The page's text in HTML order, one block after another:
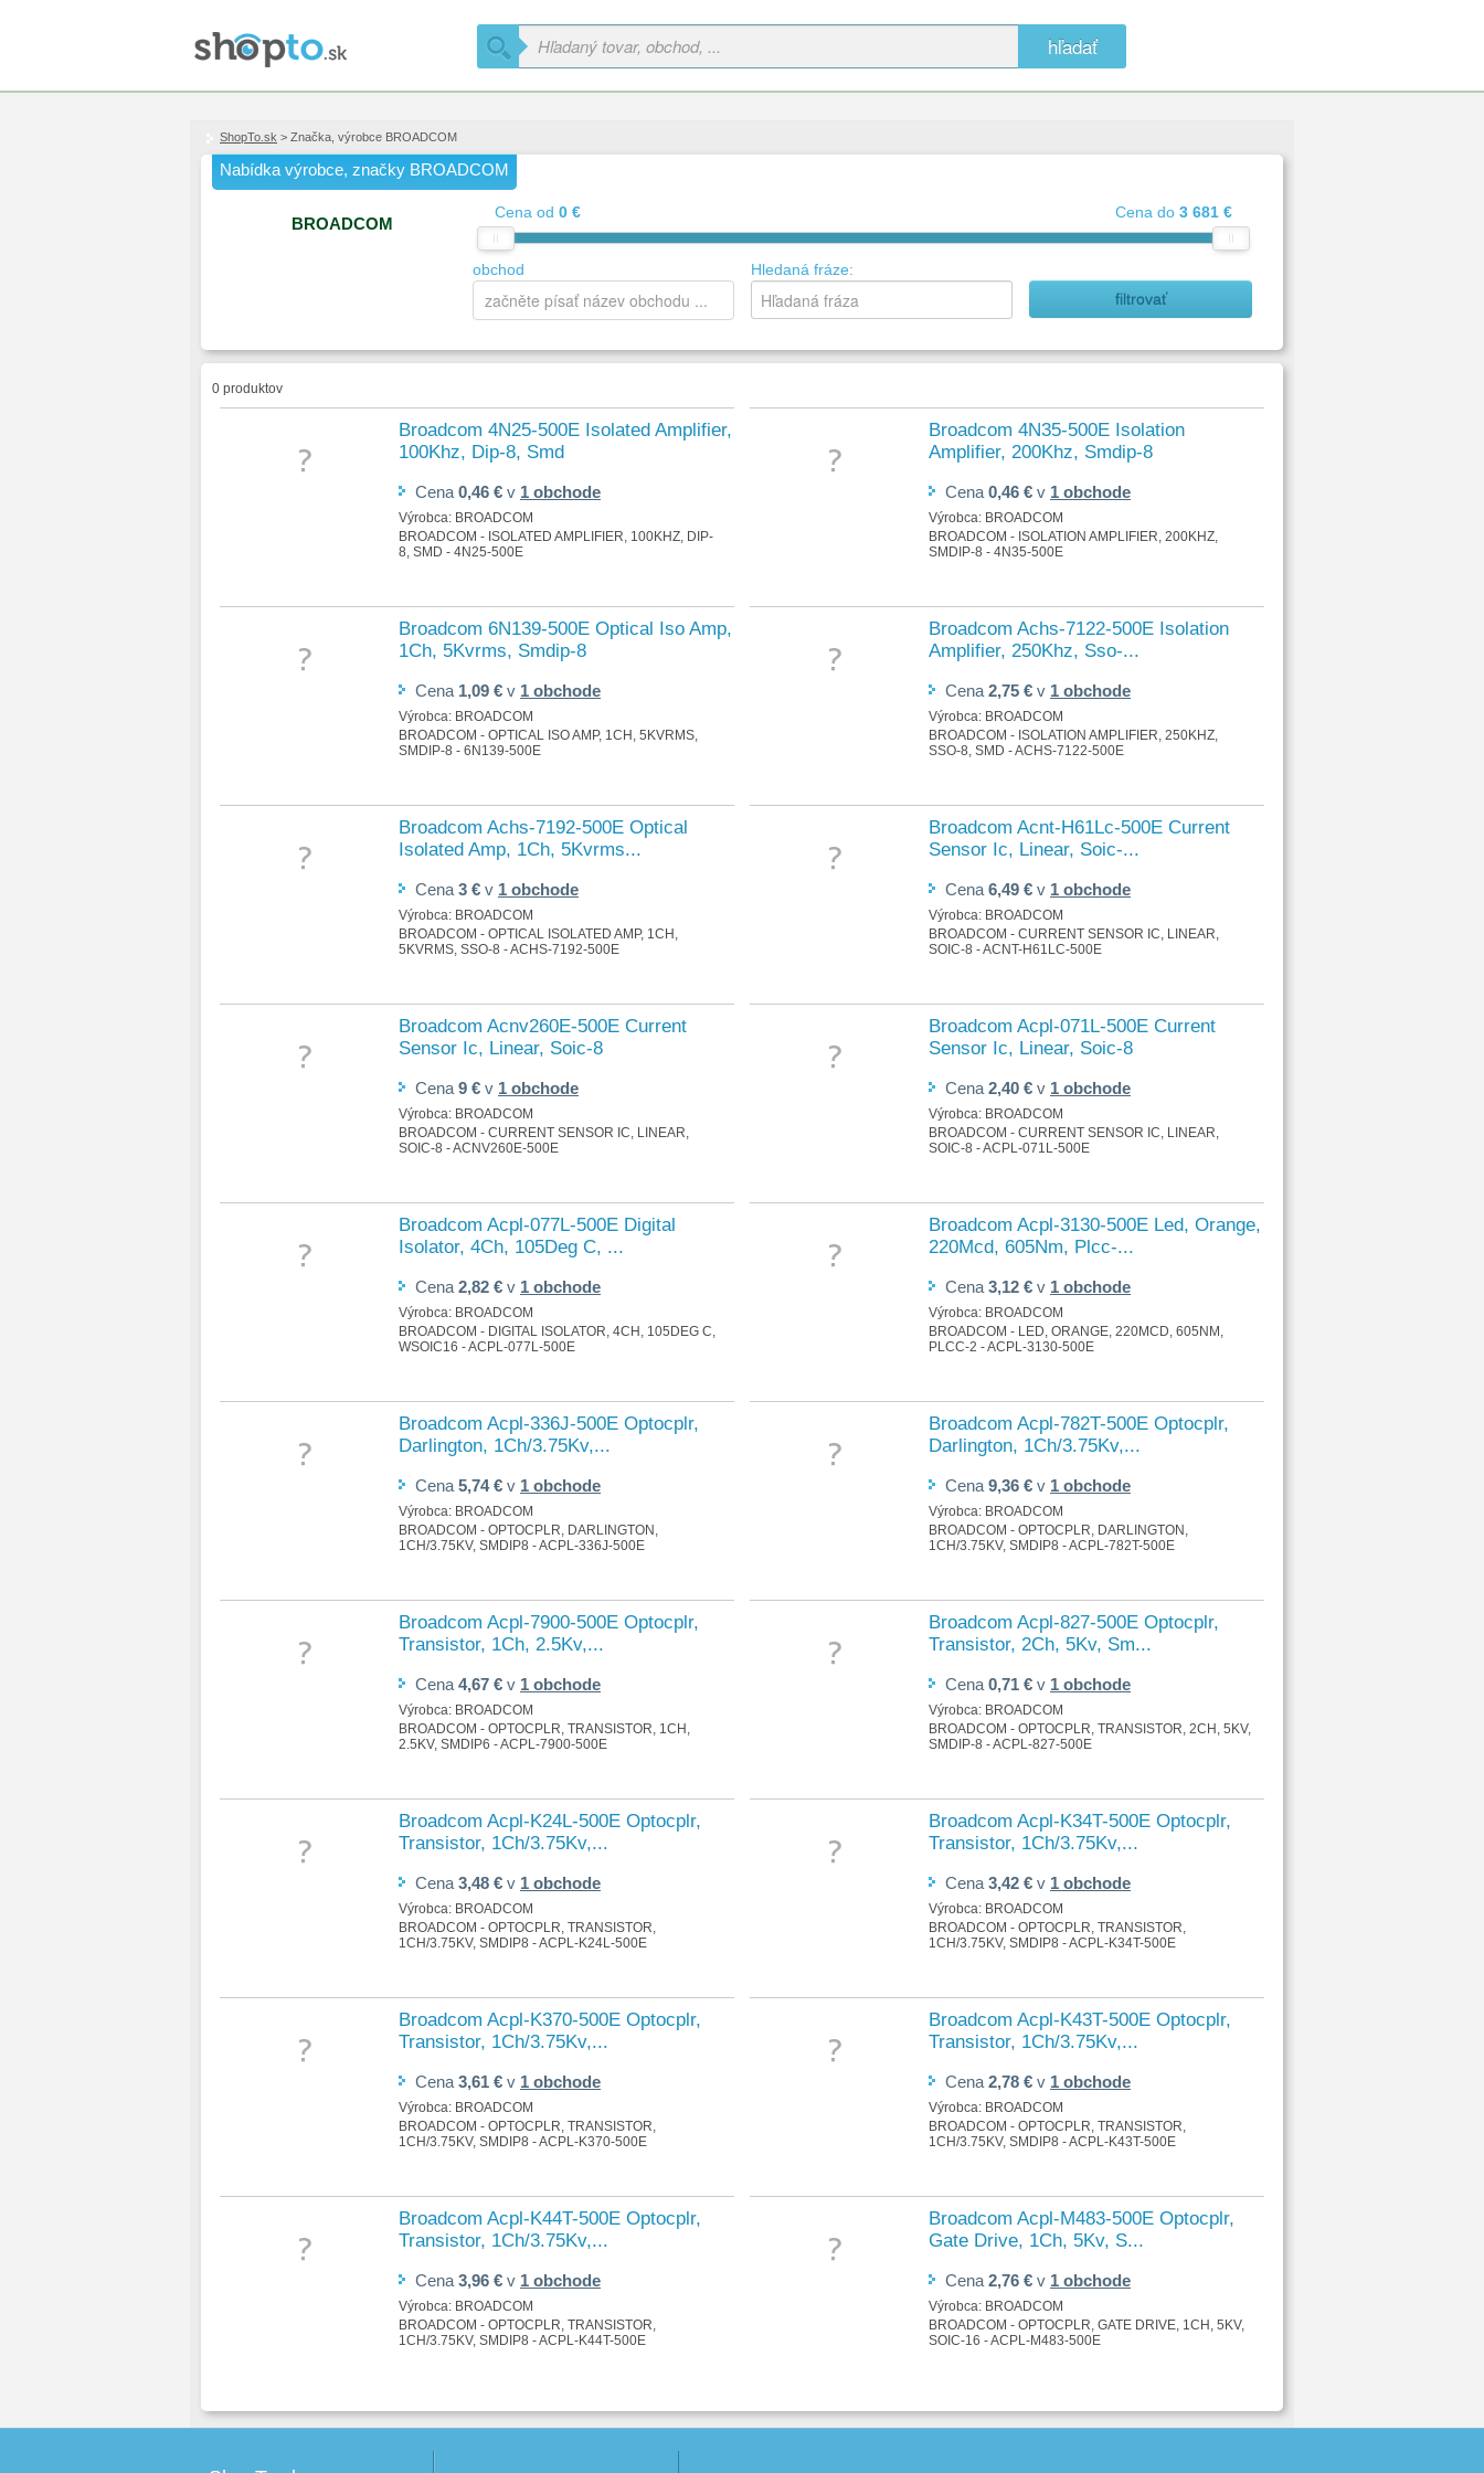
hľadať
ShopTo.sk > Značka, výrobce BROADCOM
Nabídka výrobce, značky BROADCOM
BROADCOM
Cena od 0 € Cena do 3 681 €
obchod Hledaná fráze:
0 produktov
Broadcom 4N25-500E Isolated Amplifier,
100Khz, Dip-8, Smd
Cena 0,46 € v 1 obchode
Výrobca: BROADCOM
BROADCOM - ISOLATED AMPLIFIER, 100KHZ, DIP-
8, SMD - 4N25-500E
Broadcom 4N35-500E Isolation
Amplifier, 200Khz, Smdip-8
Cena 0,46 € v 1 obchode
Výrobca: BROADCOM
BROADCOM - ISOLATION AMPLIFIER, 200KHZ,
SMDIP-8 - 4N35-500E
Broadcom 6N139-500E Optical Iso Amp,
1Ch, 5Kvrms, Smdip-8
Cena 1,09 € v 1 obchode
Výrobca: BROADCOM
BROADCOM - OPTICAL ISO AMP, 1CH, 5KVRMS,
SMDIP-8 - 6N139-500E
Broadcom Achs-7122-500E Isolation
Amplifier, 250Khz, Sso-...
Cena 2,75 € v 1 obchode
Výrobca: BROADCOM
BROADCOM - ISOLATION AMPLIFIER, 250KHZ,
SSO-8, SMD - ACHS-7122-500E
Broadcom Achs-7192-500E Optical
Isolated Amp, 1Ch, 5Kvrms...
Cena 3 € v 1 obchode
Výrobca: BROADCOM
BROADCOM - OPTICAL ISOLATED AMP, 1CH,
5KVRMS, SSO-8 - ACHS-7192-500E
Broadcom Acnt-H61Lc-500E Current
Sensor Ic, Linear, Soic-...
Cena 6,49 € v 1 obchode
Výrobca: BROADCOM
BROADCOM - CURRENT SENSOR IC, LINEAR,
SOIC-8 - ACNT-H61LC-500E
Broadcom Acnv260E-500E Current
Sensor Ic, Linear, Soic-8
Cena 9 € v 1 obchode
Výrobca: BROADCOM
BROADCOM - CURRENT SENSOR IC, LINEAR,
SOIC-8 - ACNV260E-500E
Broadcom Acpl-071L-500E Current
Sensor Ic, Linear, Soic-8
Cena 2,40 € v 1 obchode
Výrobca: BROADCOM
BROADCOM - CURRENT SENSOR IC, LINEAR,
SOIC-8 - ACPL-071L-500E
Broadcom Acpl-077L-500E Digital
Isolator, 4Ch, 105Deg C, ...
Cena 2,82 € v 1 obchode
Výrobca: BROADCOM
BROADCOM - DIGITAL ISOLATOR, 4CH, 105DEG C,
WSOIC16 - ACPL-077L-500E
Broadcom Acpl-3130-500E Led, Orange,
220Mcd, 605Nm, Plcc-...
Cena 3,12 € v 1 obchode
Výrobca: BROADCOM
BROADCOM - LED, ORANGE, 220MCD, 605NM,
PLCC-2 - ACPL-3130-500E
Broadcom Acpl-336J-500E Optocplr,
Darlington, 1Ch/3.75Kv,...
Cena 5,74 € v 1 obchode
Výrobca: BROADCOM
BROADCOM - OPTOCPLR, DARLINGTON,
1CH/3.75KV, SMDIP8 - ACPL-336J-500E
Broadcom Acpl-782T-500E Optocplr,
Darlington, 1Ch/3.75Kv,...
Cena 9,36 € v 1 obchode
Výrobca: BROADCOM
BROADCOM - OPTOCPLR, DARLINGTON,
1CH/3.75KV, SMDIP8 - ACPL-782T-500E
Broadcom Acpl-7900-500E Optocplr,
Transistor, 1Ch, 2.5Kv,...
Cena 4,67 € v 1 obchode
Výrobca: BROADCOM
BROADCOM - OPTOCPLR, TRANSISTOR, 1CH,
2.5KV, SMDIP6 - ACPL-7900-500E
Broadcom Acpl-827-500E Optocplr,
Transistor, 2Ch, 5Kv, Sm...
Cena 0,71 € v 1 obchode
Výrobca: BROADCOM
BROADCOM - OPTOCPLR, TRANSISTOR, 2CH, 5KV,
SMDIP-8 - ACPL-827-500E
Broadcom Acpl-K24L-500E Optocplr,
Transistor, 1Ch/3.75Kv,...
Cena 3,48 € v 1 obchode
Výrobca: BROADCOM
BROADCOM - OPTOCPLR, TRANSISTOR,
1CH/3.75KV, SMDIP8 - ACPL-K24L-500E
Broadcom Acpl-K34T-500E Optocplr,
Transistor, 1Ch/3.75Kv,...
Cena 3,42 € v 1 obchode
Výrobca: BROADCOM
BROADCOM - OPTOCPLR, TRANSISTOR,
1CH/3.75KV, SMDIP8 - ACPL-K34T-500E
Broadcom Acpl-K370-500E Optocplr,
Transistor, 1Ch/3.75Kv,...
Cena 3,61 € v 1 obchode
Výrobca: BROADCOM
BROADCOM - OPTOCPLR, TRANSISTOR,
1CH/3.75KV, SMDIP8 - ACPL-K370-500E
Broadcom Acpl-K43T-500E Optocplr,
Transistor, 1Ch/3.75Kv,...
Cena 2,78 € v 1 obchode
Výrobca: BROADCOM
BROADCOM - OPTOCPLR, TRANSISTOR,
1CH/3.75KV, SMDIP8 - ACPL-K43T-500E
Broadcom Acpl-K44T-500E Optocplr,
Transistor, 1Ch/3.75Kv,...
Cena 3,96 € v 1 obchode
Výrobca: BROADCOM
BROADCOM - OPTOCPLR, TRANSISTOR,
1CH/3.75KV, SMDIP8 - ACPL-K44T-500E
Broadcom Acpl-M483-500E Optocplr,
Gate Drive, 1Ch, 5Kv, S...
Cena 2,76 € v 1 obchode
Výrobca: BROADCOM
BROADCOM - OPTOCPLR, GATE DRIVE, 1CH, 5KV,
SOIC-16 - ACPL-M483-500E